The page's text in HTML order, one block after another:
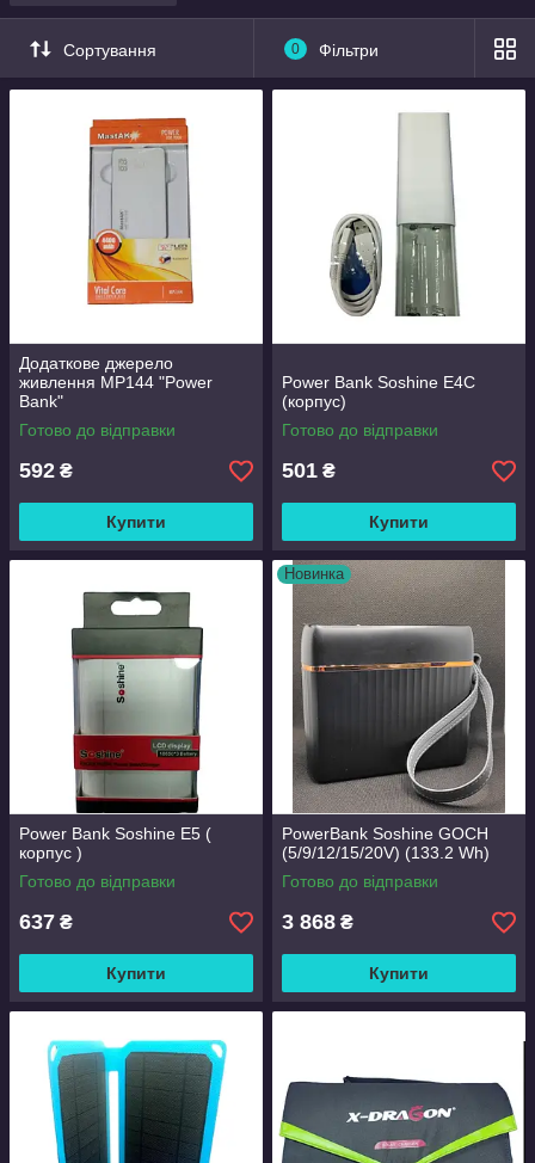
Сортування 0 Фільтри
Додаткове джерело
живлення MP144 "Power
Bank"
Готово до відправки
592 ₴
Купити
Power Bank Soshine E4C
(корпус)
Готово до відправки
501 ₴
Купити
Power Bank Soshine E5 (
корпус )
Готово до відправки
637 ₴
Купити
Новинка
PowerBank Soshine GOCH
(5/9/12/15/20V) (133.2 Wh)
Готово до відправки
3 868 ₴
Купити